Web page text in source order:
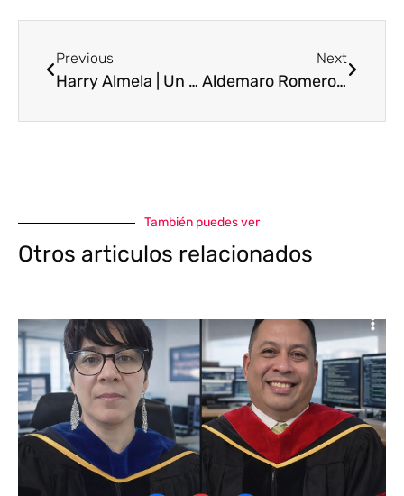
Previous
Harry Almela | Un hombre de letras
Next
Aldemaro Romero| Hombre de música y letras
También puedes ver
Otros articulos relacionados